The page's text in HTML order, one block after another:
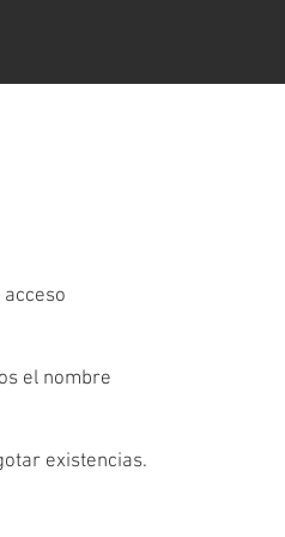
el nombre
existencias.